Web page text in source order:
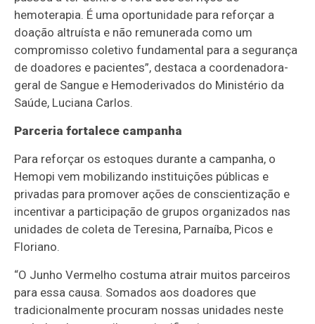
hemoterapia. É uma oportunidade para reforçar a
doação altruísta e não remunerada como um
compromisso coletivo fundamental para a segurança
de doadores e pacientes”, destaca a coordenadora-
geral de Sangue e Hemoderivados do Ministério da
Saúde, Luciana Carlos.
Parceria fortalece campanha
Para reforçar os estoques durante a campanha, o
Hemopi vem mobilizando instituições públicas e
privadas para promover ações de conscientização e
incentivar a participação de grupos organizados nas
unidades de coleta de Teresina, Parnaíba, Picos e
Floriano.
“O Junho Vermelho costuma atrair muitos parceiros
para essa causa. Somados aos doadores que
tradicionalmente procuram nossas unidades neste